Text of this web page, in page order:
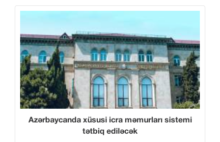
Azərbaycanda xüsusi icra məmurları sistemi
tətbiq ediləcək